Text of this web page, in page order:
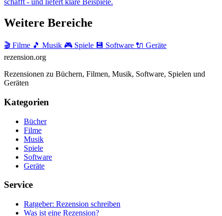
schafft - und liefert klare Beispiele.
Weitere Bereiche
🎬 Filme 🎵 Musik 🎮 Spiele 💾 Software 🔌 Geräte
rezension.org
Rezensionen zu Büchern, Filmen, Musik, Software, Spielen und
Geräten
Kategorien
Bücher
Filme
Musik
Spiele
Software
Geräte
Service
Ratgeber: Rezension schreiben
Was ist eine Rezension?